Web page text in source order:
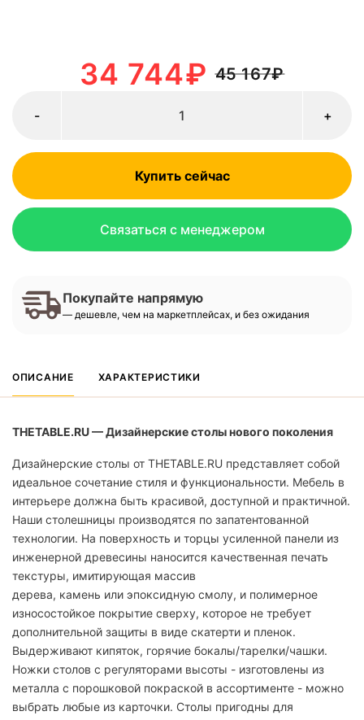
45 167₽
34 744₽
+
-
Купить сейчас
Связаться с менеджером
Покупайте напрямую
— дешевле, чем на маркетплейсах, и без ожидания
ОПИСАНИЕ ХАРАКТЕРИСТИКИ
THETABLE.RU — Дизайнерские столы нового поколения
Дизайнерские столы от THETABLE.RU представляет собой
идеальное сочетание стиля и функциональности. Мебель в
интерьере должна быть красивой, доступной и практичной.
Наши столешницы производятся по запатентованной
технологии. На поверхность и торцы усиленной панели из
инженерной древесины наносится качественная печать
текстуры, имитирующая массив
дерева, камень или эпоксидную смолу, и полимерное
износостойкое покрытие сверху, которое не требует
дополнительной защиты в виде скатерти и пленок.
Выдерживают кипяток, горячие бокалы/тарелки/чашки.
Ножки столов с регуляторами высоты - изготовлены из
металла с порошковой покраской в ассортименте - можно
выбрать любые из карточки. Столы пригодны для